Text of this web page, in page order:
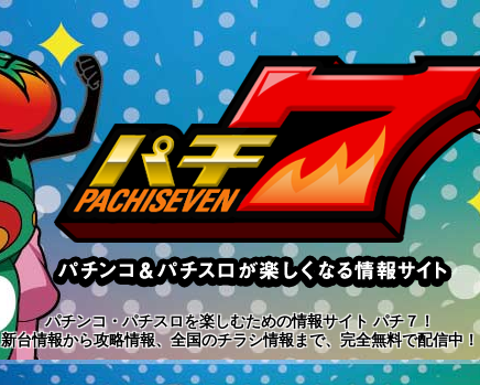
パチンコ・パチスロを楽しむための情報サイト パチ７！
新台情報から攻略情報、全国のチラシ情報まで、完全無料で配信中！